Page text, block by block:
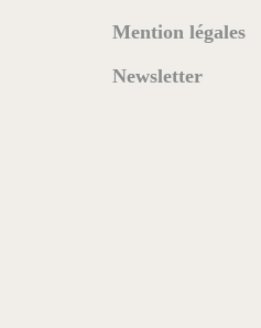
Mention légales
Newsletter